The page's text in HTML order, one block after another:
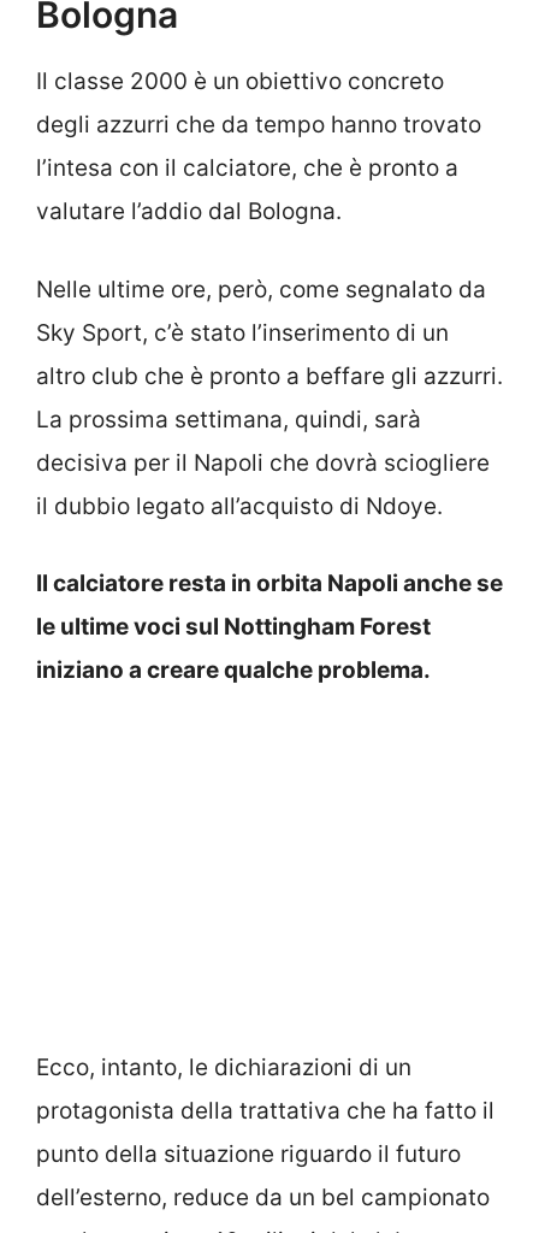
Bologna
Il classe 2000 è un obiettivo concreto
degli azzurri che da tempo hanno trovato
l’intesa con il calciatore, che è pronto a
valutare l’addio dal Bologna.
Nelle ultime ore, però, come segnalato da
Sky Sport, c’è stato l’inserimento di un
altro club che è pronto a beffare gli azzurri.
La prossima settimana, quindi, sarà
decisiva per il Napoli che dovrà sciogliere
il dubbio legato all’acquisto di Ndoye.
Il calciatore resta in orbita Napoli anche se
le ultime voci sul Nottingham Forest
iniziano a creare qualche problema.
Ecco, intanto, le dichiarazioni di un
protagonista della trattativa che ha fatto il
punto della situazione riguardo il futuro
dell’esterno, reduce da un bel campionato